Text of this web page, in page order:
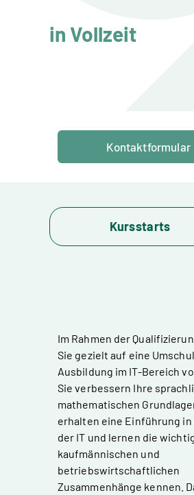
in Vollzeit
Kontaktformular
Kursstarts
Im Rahmen der
Sie gezielt auf eine
Ausbildung im IT-Bereich
Sie verbessern Ihre
mathematischen
erhalten eine Einführung in
der IT und lernen die
kaufmännischen und
betriebswirtschaftlichen
Zusammenhänge kennen.